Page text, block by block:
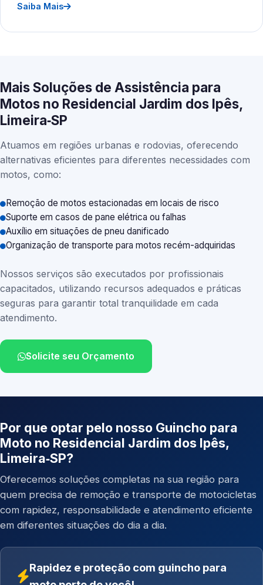
Saiba Mais
Mais Soluções de Assistência para
Motos no Residencial Jardim dos Ipês,
Limeira‑SP
Atuamos em regiões urbanas e rodovias, oferecendo
alternativas eficientes para diferentes necessidades com
motos, como:
Remoção de motos estacionadas em locais de risco
Suporte em casos de pane elétrica ou falhas
Auxílio em situações de pneu danificado
Organização de transporte para motos recém-adquiridas
Nossos serviços são executados por profissionais
capacitados, utilizando recursos adequados e práticas
seguras para garantir total tranquilidade em cada
atendimento.
Solicite seu Orçamento
Por que optar pelo nosso Guincho para
Moto no Residencial Jardim dos Ipês,
Limeira‑SP?
Oferecemos soluções completas na sua região para
quem precisa de remoção e transporte de motocicletas
com rapidez, responsabilidade e atendimento eficiente
em diferentes situações do dia a dia.
Rapidez e proteção com guincho para